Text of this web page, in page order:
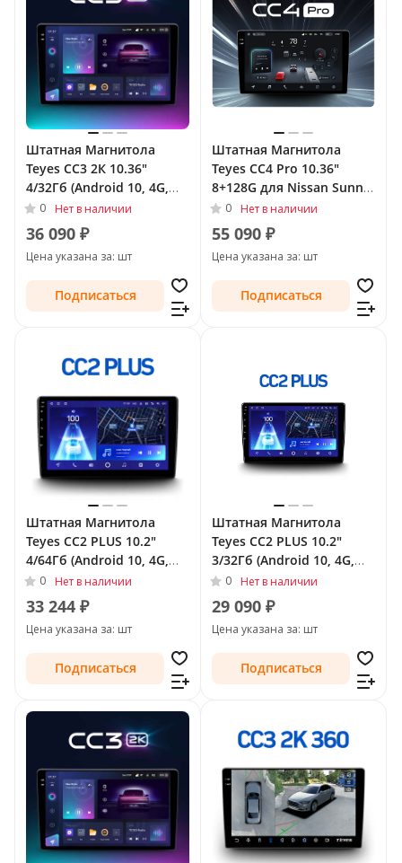
Штатная Магнитола
Teyes CC3 2К 10.36"
4/32Гб (Android 10, 4G,
DSP, QLed) для Nissan
Sunny N17 Рестайлинг
2014 -
0 Нет в наличии
36 090 ₽
Цена указана за: шт
Подписаться
Штатная Магнитола
Teyes CC4 Pro 10.36"
8+128G для Nissan Sunny
N17 Рестайлинг 2014 -
0 Нет в наличии
55 090 ₽
Цена указана за: шт
Подписаться
Штатная Магнитола
Teyes CC2 PLUS 10.2"
4/64Гб (Android 10, 4G,
DSP, QLed) для Nissan
Sunny N17 Рестайлинг
2014 - Тип-F1 (левый
руль)
0 Нет в наличии
33 244 ₽
Цена указана за: шт
Подписаться
Штатная Магнитола
Teyes CC2 PLUS 10.2"
3/32Гб (Android 10, 4G,
DSP, QLed) для Nissan
Sunny N17 Рестайлинг
2014 -
0 Нет в наличии
29 090 ₽
Цена указана за: шт
Подписаться